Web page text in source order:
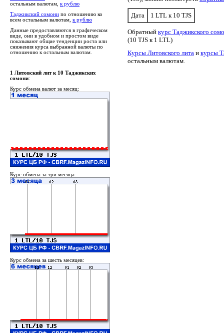
остальным валютам, к рублю
Таджикский сомони по отношению ко
всем остальным валютам, к рублю
Данные предоставляются в графическом
виде, они в удобном и простом виде
показывают общие тенденции роста или
снижения курса выбранной валюты по
отношению к остальным валютам.
Дата 1 LTL к 10 TJS
Обратный курс Таджикского
(10 TJS к 1 LTL)
Курсы Литовского лита и курсы
остальным валютам.
1 Литовский лит к 10 Таджикских
сомони:
Курс обмена валют за месяц:
Курс обмена за три месяца:
Курс обмена за шесть месяцев: